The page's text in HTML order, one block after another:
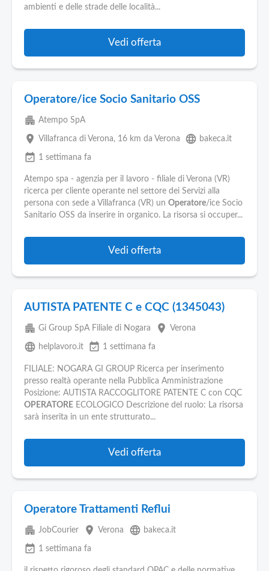
ambienti e delle strade delle località...
Vedi offerta
Operatore/ice Socio Sanitario OSS
apartment Atempo SpA
place Villafranca di Verona, 16 km da Verona language bakeca.it
event_available 1 settimana fa
Atempo spa - agenzia per il lavoro - filiale di Verona (VR)
ricerca per cliente operante nel settore dei Servizi alla
persona con sede a Villafranca (VR) un Operatore/ice Socio
Sanitario OSS da inserire in organico. La risorsa si occuper...
Vedi offerta
AUTISTA PATENTE C e CQC (1345043)
apartment Gi Group SpA Filiale di Nogara place Verona
language helplavoro.it event_available 1 settimana fa
FILIALE: NOGARA GI GROUP Ricerca per inserimento
presso realtà operante nella Pubblica Amministrazione
Posizione: AUTISTA RACCOGLITORE PATENTE C con CQC
OPERATORE ECOLOGICO Descrizione del ruolo: La risorsa
sarà inserita in un ente strutturato...
Vedi offerta
Operatore Trattamenti Reflui
apartment JobCourier place Verona language bakeca.it
event_available 1 settimana fa